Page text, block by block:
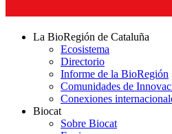
La BioRegión de Cataluña
Ecosistema
Directorio
Informe de la BioRegión
Comunidades de
Conexiones
Biocat
Sobre Biocat